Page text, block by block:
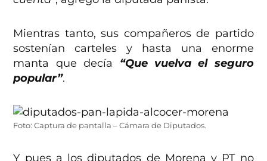
Mientras tanto, sus compañeros de partido
sostenían carteles y hasta una enorme
manta que decía “Que vuelva el seguro
popular”.
Foto: Captura de pantalla – Cámara de Diputados.
Y pues a los diputados de Morena y PT no